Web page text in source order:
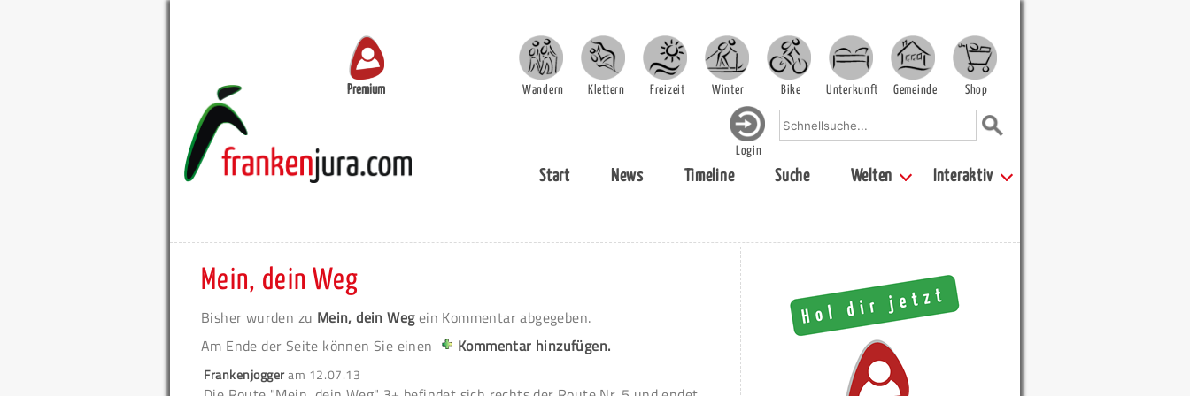
Premium Wandern Klettern Freizeit Winter Bike Unterkunft Gemeinde Shop
Login
Start News Timeline Suche Welten Interaktiv
Mein, dein Weg
Bisher wurden zu Mein, dein Wegein Kommentar abgegeben.
Am Ende der Seite können Sie einen
Kommentar hinzufügen.
Frankenjoggeram 12.07.13